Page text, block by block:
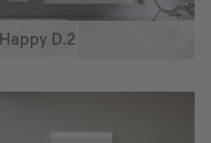
Happy D.2